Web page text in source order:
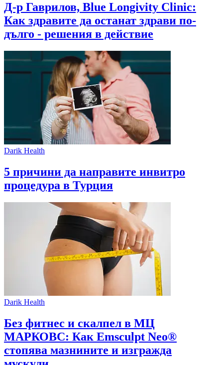
Д-р Гаврилов, Blue Longivity Clinic:
Как здравите да останат здрави по-
дълго - решения в действие
Darik Health
5 причини да направите инвитро
процедура в Турция
Darik Health
Без фитнес и скалпел в МЦ
МАРКОВС: Как Emsculpt Neo®
стопява мазнините и изгражда